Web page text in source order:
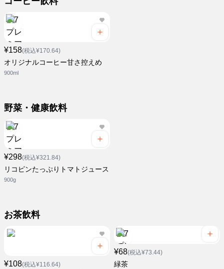
¥158(税込¥170.64)
オリジナルコーヒー甘さ控えめ
900ml
野菜・健康飲料
¥298(税込¥321.84)
リコピンたっぷりトマトジュース
900g
お茶飲料
¥108(税込¥116.64)
¥68(税込¥73.44)
緑茶